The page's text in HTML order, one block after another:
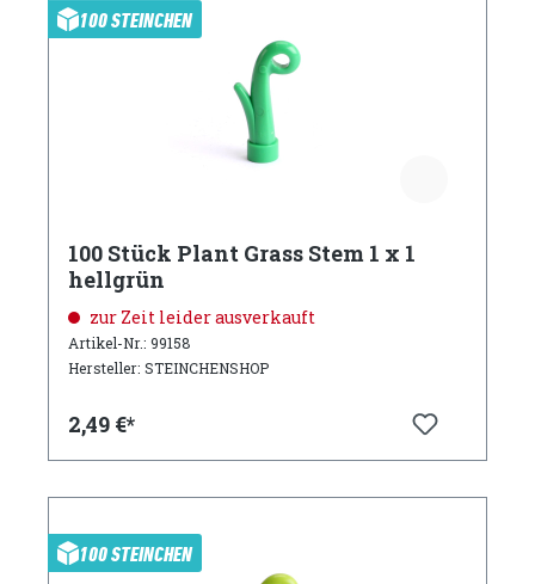
100 STEINCHEN
100 Stück Plant Grass Stem 1 x 1
hellgrün
zur Zeit leider ausverkauft
Artikel-Nr.: 99158
Hersteller: STEINCHENSHOP
2,49 €*
100 STEINCHEN